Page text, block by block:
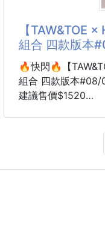
✔️ 內層分類口袋，
✔️ 拉鍊暗袋，小物
✔️ 拉鍊封口設計，
✔️ 可手提、可斜背
✔️ Lee 經典立體刺
【TAW&TOE
組合 四款版本
🔥快閃🔥【
組合 四款版本
建議售價$1520
這組真的太適合夏
一組內含 **Hello